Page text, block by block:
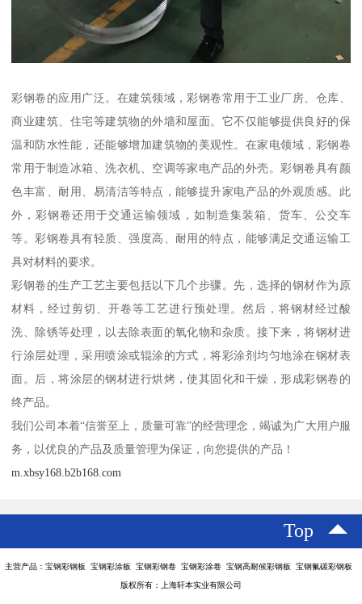
彩钢卷的应用广泛。在建筑领域，彩钢卷常用于工业厂房、仓库、
商业建筑、住宅等建筑物的外墙和屋面。它不仅能够提供良好的保
温和防水性能，还能够增加建筑物的美观性。在家电领域，彩钢卷
常用于制造冰箱、洗衣机、空调等家电产品的外壳。彩钢卷具有颜
色丰富、耐用、易清洁等特点，能够提升家电产品的外观质感。此
外，彩钢卷还用于交通运输领域，如制造集装箱、货车、公交车
等。彩钢卷具有轻质、强度高、耐用的特点，能够满足交通运输工
具对材料的要求。
彩钢卷的生产工艺主要包括以下几个步骤。先，选择的钢材作为原
材料，经过剪切、开卷等工艺进行预处理。然后，将钢材经过酸
洗、除锈等处理，以去除表面的氧化物和杂质。接下来，将钢材进
行涂层处理，采用喷涂或辊涂的方式，将彩涂剂均匀地涂在钢材表
面。后，将涂层的钢材进行烘烤，使其固化和干燥，形成彩钢卷的
终产品。
我们公司本着“信誉至上，质量可靠”的经营理念，竭诚为广大用户服
务，以优良的产品及质量管理为保证，向您提供的产品！
m.xbsy168.b2b168.com
Top
主营产品：宝钢彩钢板 宝钢彩涂板 宝钢彩钢卷 宝钢彩涂卷 宝钢高耐候彩钢板 宝钢氟碳彩钢板
版权所有：上海轩本实业有限公司